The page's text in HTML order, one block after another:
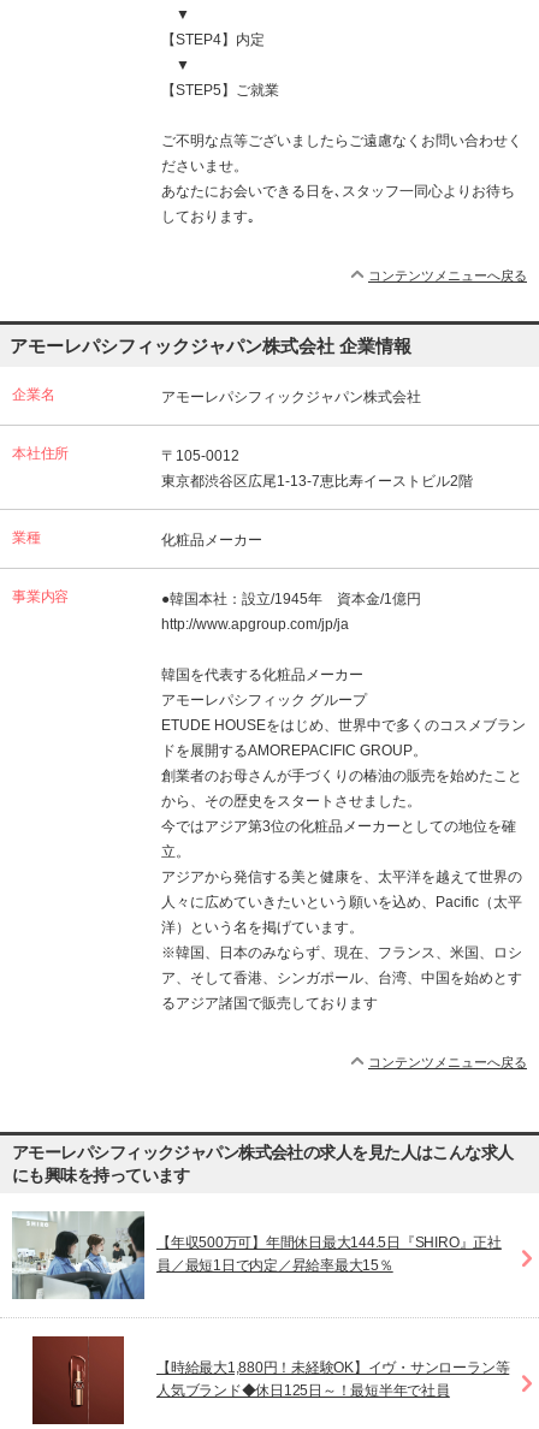
▼
【STEP4】内定
▼
【STEP5】ご就業
ご不明な点等ございましたらご遠慮なくお問い合わせく
ださいませ。
あなたにお会いできる日を､スタッフ一同心よりお待ち
しております｡
コンテンツメニューへ戻る
アモーレパシフィックジャパン株式会社 企業情報
企業名 アモーレパシフィックジャパン株式会社
本社住所
〒105-0012
東京都渋谷区広尾1-13-7恵比寿イーストビル2階
業種 化粧品メーカー
事業内容
●韓国本社：設立/1945年 資本金/1億円
http://www.apgroup.com/jp/ja
韓国を代表する化粧品メーカー
アモーレパシフィック グループ
ETUDE HOUSEをはじめ、世界中で多くのコスメブラン
ドを展開するAMOREPACIFIC GROUP。
創業者のお母さんが手づくりの椿油の販売を始めたこと
から、その歴史をスタートさせました。
今ではアジア第3位の化粧品メーカーとしての地位を確
立。
アジアから発信する美と健康を、太平洋を越えて世界の
人々に広めていきたいという願いを込め、Pacific（太平
洋）という名を掲げています。
※韓国、日本のみならず、現在、フランス、米国、ロシ
ア、そして香港、シンガポール、台湾、中国を始めとす
るアジア諸国で販売しております
コンテンツメニューへ戻る
アモーレパシフィックジャパン株式会社の求人を見た人はこんな求人
にも興味を持っています
【年収500万可】年間休日最大144.5日『SHIRO』正社
員／最短1日で内定／昇給率最大15％
【時給最大1,880円！未経験OK】イヴ・サンローラン等
人気ブランド◆休日125日～！最短半年で社員